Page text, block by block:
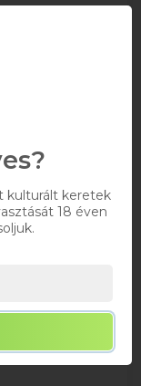
kulturált keretek
18 éven